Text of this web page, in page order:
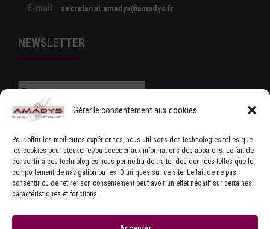
Gérer le consentement aux cookies
Pour offrir les meilleures expériences, nous utilisons des technologies telles que
les cookies pour stocker et/ou accéder aux informations des appareils. Le fait de
consentir à ces technologies nous permettra de traiter des données telles que le
comportement de navigation ou les ID uniques sur ce site. Le fait de ne pas
consentir ou de retirer son consentement peut avoir un effet négatif sur certaines
caractéristiques et fonctions.
E-mail secretariat.amadys@amadys.fr
NEWSLETTER
J'ACCEPTE LES CONDITIONS GÉNÉRALES
D'UTILISATION